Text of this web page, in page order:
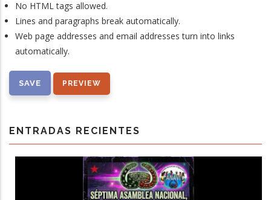
No HTML tags allowed.
Lines and paragraphs break automatically.
Web page addresses and email addresses turn into links
automatically.
ENTRADAS RECIENTES